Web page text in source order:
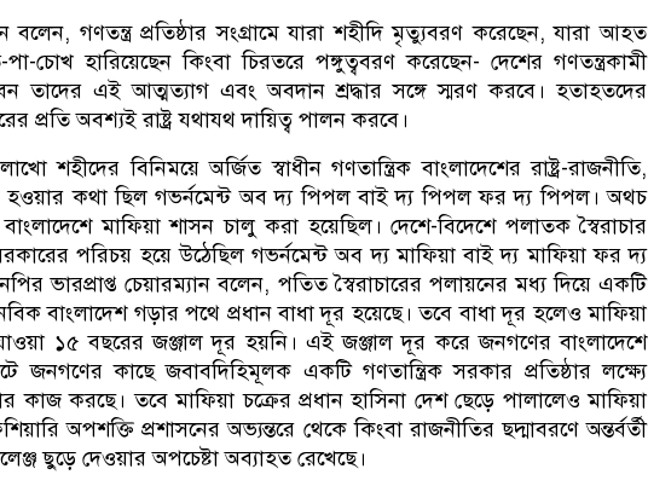
বলেন, গণতন্ত্র প্রতিষ্ঠার সংগ্রামে যারা শহীদি মৃত্যুবরণ করেছেন, যারা আহত
চোখ হারিয়েছেন কিংবা চিরতরে পঙ্গুত্ববরণ করেছেন- দেশের গণতন্ত্রকামী
তাদের এই আত্মত্যাগ এবং অবদান শ্রদ্ধার সঙ্গে স্মরণ করবে। হতাহতদের
প্রতি অবশ্যই রাষ্ট্র যথাযথ দায়িত্ব পালন করবে।
শহীদের বিনিময়ে অর্জিত স্বাধীন গণতান্ত্রিক বাংলাদেশের রাষ্ট্র-রাজনীতি,
হওয়ার কথা ছিল গভর্নমেন্ট অব দ্য পিপল বাই দ্য পিপল ফর দ্য পিপল। অথচ
মাফিয়া শাসন চালু করা হয়েছিল। দেশে-বিদেশে পলাতক স্বৈরাচার
পরিচয় হয়ে উঠেছিল গভর্নমেন্ট অব দ্য মাফিয়া বাই দ্য মাফিয়া ফর দ্য
ভারপ্রাপ্ত চেয়ারম্যান বলেন, পতিত স্বৈরাচারের পলায়নের মধ্য দিয়ে একটি
বাংলাদেশ গড়ার পথে প্রধান বাধা দূর হয়েছে। তবে বাধা দূর হলেও মাফিয়া
১৫ বছরের জঞ্জাল দূর হয়নি। এই জঞ্জাল দূর করে জনগণের বাংলাদেশে
জনগণের কাছে জবাবদিহিমূলক একটি গণতান্ত্রিক সরকার প্রতিষ্ঠার লক্ষ্যে
কাজ করছে। তবে মাফিয়া চক্রের প্রধান হাসিনা দেশ ছেড়ে পালালেও মাফিয়া
অপশক্তি প্রশাসনের অভ্যন্তরে থেকে কিংবা রাজনীতির ছদ্মাবরণে অন্তর্বর্তী
ছুড়ে দেওয়ার অপচেষ্টা অব্যাহত রেখেছে।